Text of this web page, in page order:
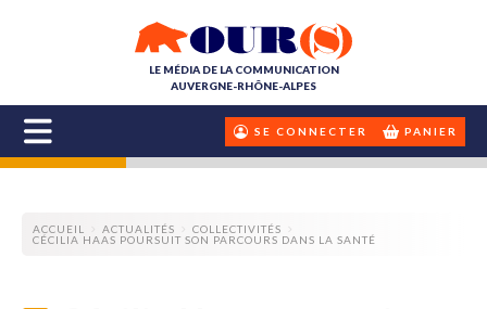
LE MÉDIA DE LA COMMUNICATION
AUVERGNE-RHÔNE-ALPES
SE CONNECTER PANIER
ACCUEIL ACTUALITÉS
COLLECTIVITÉS
CÉCILIA HAAS POURSUIT SON PARCOURS DANS LA SANTÉ